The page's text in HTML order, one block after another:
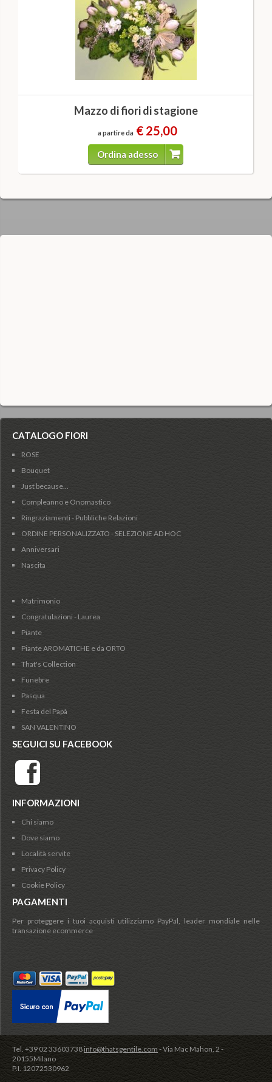
Mazzo di fiori di stagione
a partire da € 25,00
Ordina adesso
CATALOGO FIORI
ROSE
Bouquet
Just because...
Compleanno e Onomastico
Ringraziamenti - Pubbliche Relazioni
ORDINE PERSONALIZZATO - SELEZIONE AD HOC
Anniversari
Nascita
Matrimonio
Congratulazioni - Laurea
Piante
Piante AROMATICHE e da ORTO
That's Collection
Funebre
Pasqua
Festa del Papà
SAN VALENTINO
SEGUICI SU FACEBOOK
INFORMAZIONI
Chi siamo
Dove siamo
Località servite
Privacy Policy
Cookie Policy
PAGAMENTI
Per proteggere i tuoi acquisti utilizziamo PayPal, leader mondiale nelle
transazione ecommerce
Tel. +39 02 33603738info@thatsgentile.com- Via Mac Mahon, 2 -
20155Milano
P.I. 12072530962